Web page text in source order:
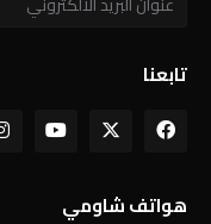
تابعنا
هواتف شاومي